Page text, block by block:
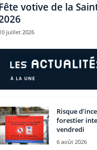
votive de la
juillet 2026
Risque
forestier
vendredi
6 août 2026